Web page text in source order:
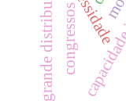
grande distribuiçãocongressos